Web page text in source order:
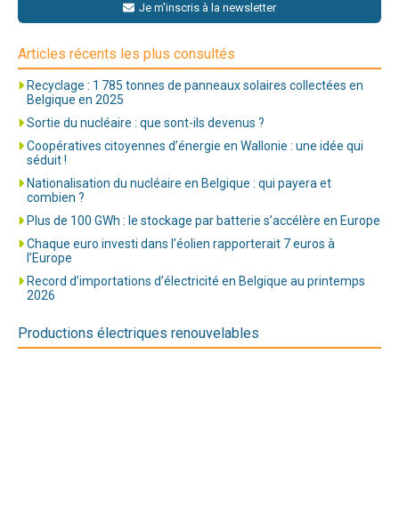
Je m'inscris à la newsletter
Articles récents les plus consultés
Recyclage : 1 785 tonnes de panneaux solaires collectées en
Belgique en 2025
Sortie du nucléaire : que sont-ils devenus ?
Coopératives citoyennes d’énergie en Wallonie : une idée qui
séduit !
Nationalisation du nucléaire en Belgique : qui payera et
combien ?
Plus de 100 GWh : le stockage par batterie s’accélère en Europe
Chaque euro investi dans l’éolien rapporterait 7 euros à
l’Europe
Record d’importations d’électricité en Belgique au printemps
2026
Productions électriques renouvelables